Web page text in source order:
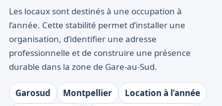
Les locaux sont destinés à une occupation à
l’année. Cette stabilité permet d’installer une
organisation, d’identifier une adresse
professionnelle et de construire une présence
durable dans la zone de Gare-au-Sud.
Garosud Montpellier
Location à l’année